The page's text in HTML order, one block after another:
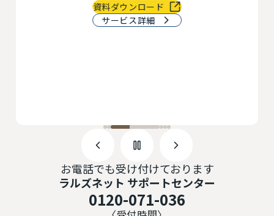
資料ダウンロード
サービス詳細
お電話でも受け付けております
ラルズネット サポートセンター
0120-071-036